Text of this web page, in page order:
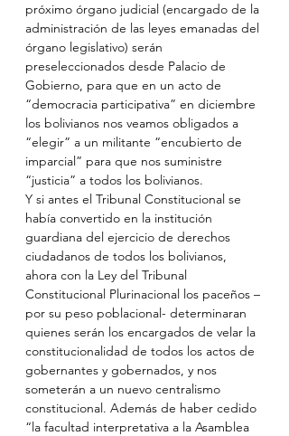
próximo órgano judicial (encargado de la
administración de las leyes emanadas del
órgano legislativo) serán
preseleccionados desde Palacio de
Gobierno, para que en un acto de
“democracia participativa” en diciembre
los bolivianos nos veamos obligados a
“elegir” a un militante “encubierto de
imparcial” para que nos suministre
“justicia” a todos los bolivianos.
Y si antes el Tribunal Constitucional se
había convertido en la institución
guardiana del ejercicio de derechos
ciudadanos de todos los bolivianos,
ahora con la Ley del Tribunal
Constitucional Plurinacional los paceños –
por su peso poblacional- determinaran
quienes serán los encargados de velar la
constitucionalidad de todos los actos de
gobernantes y gobernados, y nos
someterán a un nuevo centralismo
constitucional. Además de haber cedido
“la facultad interpretativa a la Asamblea